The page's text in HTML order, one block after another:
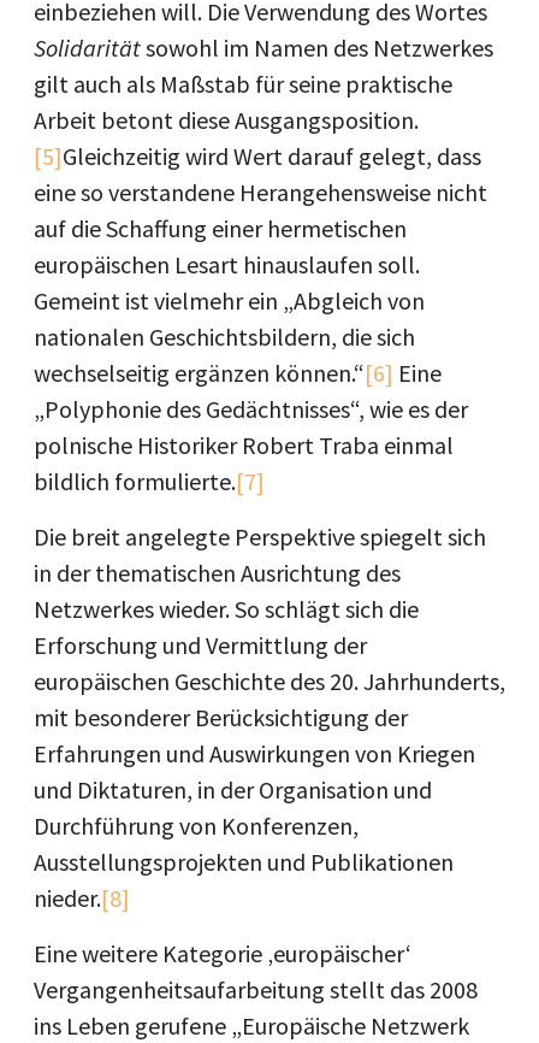
einbeziehen will. Die Verwendung des Wortes
Solidaritätsowohl im Namen des Netzwerkes
gilt auch als Maßstab für seine praktische
Arbeit betont diese Ausgangsposition.
[5]Gleichzeitig wird Wert darauf gelegt, dass
eine so verstandene Herangehensweise nicht
auf die Schaffung einer hermetischen
europäischen Lesart hinauslaufen soll.
Gemeint ist vielmehr ein „Abgleich von
nationalen Geschichtsbildern, die sich
wechselseitig ergänzen können.“[6] Eine
„Polyphonie des Gedächtnisses“, wie es der
polnische Historiker Robert Traba einmal
bildlich formulierte.[7]
Die breit angelegte Perspektive spiegelt sich
in der thematischen Ausrichtung des
Netzwerkes wieder. So schlägt sich die
Erforschung und Vermittlung der
europäischen Geschichte des 20. Jahrhunderts,
mit besonderer Berücksichtigung der
Erfahrungen und Auswirkungen von Kriegen
und Diktaturen, in der Organisation und
Durchführung von Konferenzen,
Ausstellungsprojekten und Publikationen
nieder.[8]
Eine weitere Kategorie ‚europäischer‘
Vergangenheitsaufarbeitung stellt das 2008
ins Leben gerufene „Europäische Netzwerk